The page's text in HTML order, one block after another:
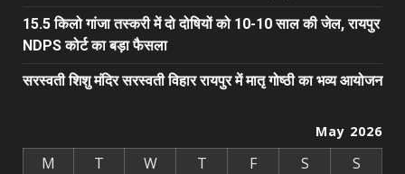
15.5 किलो गांजा तस्करी में दो दोषियों को 10-10 साल की जेल, रायपुर
NDPS कोर्ट का बड़ा फैसला
सरस्वती शिशु मंदिर सरस्वती विहार रायपुर में मातृ गोष्ठी का भव्य आयोजन
May 2026
M T W T F S
S